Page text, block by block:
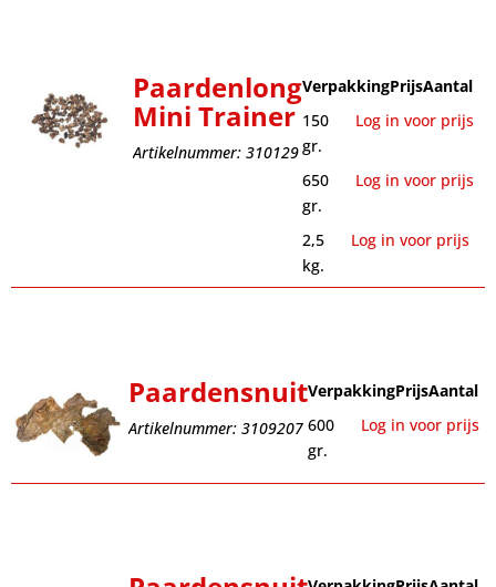
Paardenlong
Mini Trainer
Artikelnummer: 310129
VerpakkingPrijsAantal
150
gr.
Log in voor prijs
650
gr.
Log in voor prijs
2,5
kg.
Log in voor prijs
Paardensnuit
Artikelnummer: 3109207
VerpakkingPrijsAantal
600
gr.
Log in voor prijs